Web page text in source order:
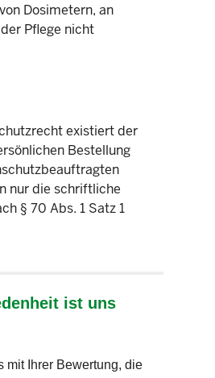
Dosimetern, an
Pflege nicht
existiert der
Bestellung
nur die schriftliche
§ 70 Abs. 1 Satz 1